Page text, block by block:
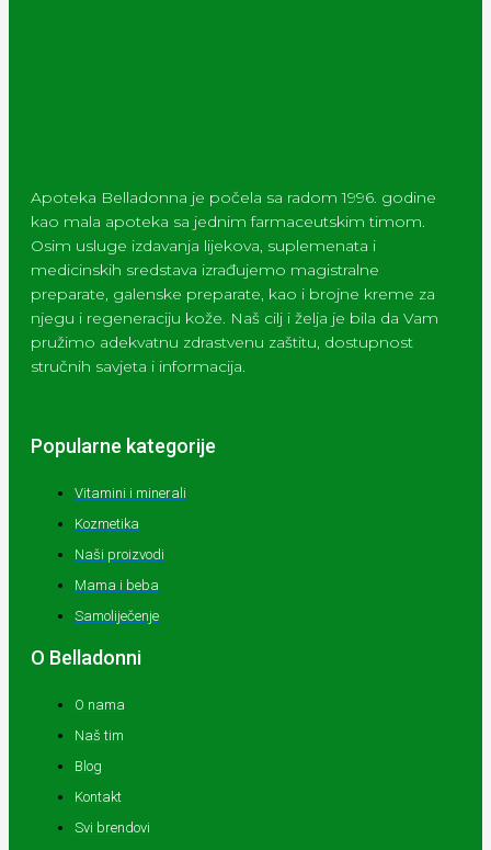
Apoteka Belladonna je počela sa radom 1996. godine
kao mala apoteka sa jednim farmaceutskim timom.
Osim usluge izdavanja lijekova, suplemenata i
medicinskih sredstava izrađujemo magistralne
preparate, galenske preparate, kao i brojne kreme za
njegu i regeneraciju kože. Naš cilj i želja je bila da Vam
pružimo adekvatnu zdrastvenu zaštitu, dostupnost
stručnih savjeta i informacija.
Popularne kategorije
Vitamini i minerali
Kozmetika
Naši proizvodi
Mama i beba
Samoliječenje
O Belladonni
O nama
Naš tim
Blog
Kontakt
Svi brendovi